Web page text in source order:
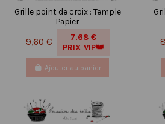
Grille point de croix : Temple
Papier
9,60 €
7.68 €
PRIX VIP👑
Ajouter au panier